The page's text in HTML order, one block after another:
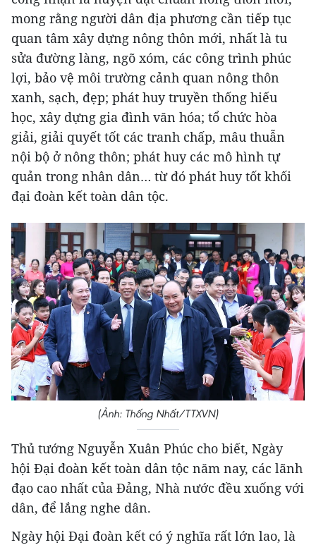
mong rằng người dân địa phương cần tiếp tục
quan tâm xây dựng nông thôn mới, nhất là tu
sửa đường làng, ngõ xóm, các công trình phúc
lợi, bảo vệ môi trường cảnh quan nông thôn
xanh, sạch, đẹp; phát huy truyền thống hiếu
học, xây dựng gia đình văn hóa; tổ chức hòa
giải, giải quyết tốt các tranh chấp, mâu thuẫn
nội bộ ở nông thôn; phát huy các mô hình tự
quản trong nhân dân… từ đó phát huy tốt khối
đại đoàn kết toàn dân tộc.
(Ảnh: Thống Nhất/TTXVN)
Thủ tướng Nguyễn Xuân Phúc cho biết, Ngày
hội Đại đoàn kết toàn dân tộc năm nay, các lãnh
đạo cao nhất của Đảng, Nhà nước đều xuống với
dân, để lắng nghe dân.
Ngày hội Đại đoàn kết có ý nghĩa rất lớn lao, là